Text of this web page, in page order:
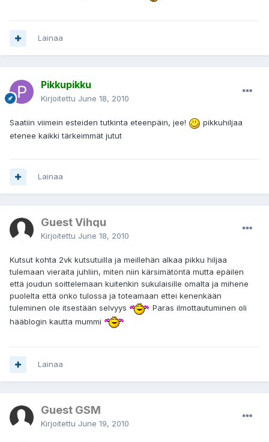
Lainaa
Pikkupikku
Kirjoitettu June 18, 2010
Saatiin viimein esteiden tutkinta eteenpäin, jee!
pikkuhiljaa
etenee kaikki tärkeimmät jutut
Lainaa
Guest Vihqu
Kirjoitettu June 18, 2010
Kutsut kohta 2vk kutsutuilla ja meillehän alkaa pikku hiljaa
tulemaan vieraita juhliin, miten niin kärsimätöntä mutta epäilen
että joudun soittelemaan kuitenkin sukulaisille omalta ja mihene
puolelta että onko tulossa ja toteamaan ettei kenenkään
tuleminen ole itsestään selvyys
Paras ilmottautuminen oli
hääblogin kautta mummi
Lainaa
Guest GSM
Kirjoitettu June 19, 2010